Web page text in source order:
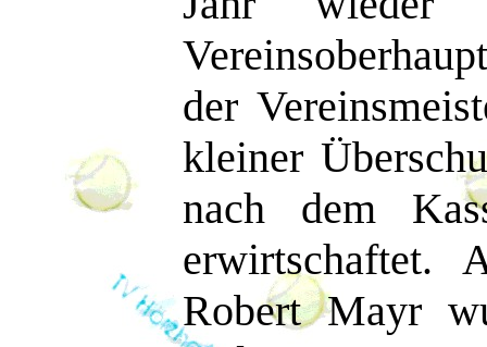
der
kleiner
nach dem
erwirtschaftet.
Robert Mayr